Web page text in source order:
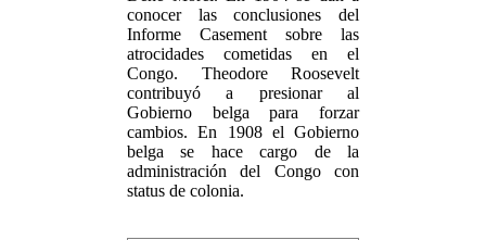
conocer las conclusiones del
Informe Casement sobre las
atrocidades cometidas en el
Congo. Theodore Roosevelt
contribuyó a presionar al
Gobierno belga para forzar
cambios. En 1908 el Gobierno
belga se hace cargo de la
administración del Congo con
status de colonia.